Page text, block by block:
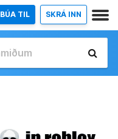
BÚA TIL SKRÁ INN